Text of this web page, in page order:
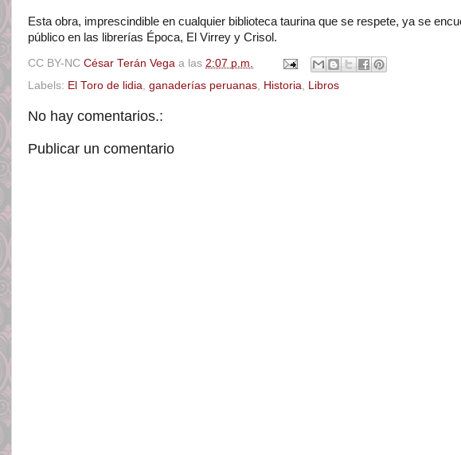
Esta obra, imprescindible en cualquier biblioteca taurina que se respete, ya se
público en las librerías Época, El Virrey y Crisol.
CC BY-NC César Terán Vega a las 2:07 p.m.
Labels: El Toro de lidia ganaderías peruanas Historia Libros
No hay comentarios.:
Publicar un comentario